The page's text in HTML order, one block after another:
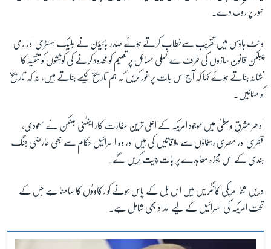
طور پر روک دے۔
وائٹ ہاؤس میں تقریب سےخطاب کرتے ہوئے صدر بائیڈن نے بلیک ہسٹری اور ری
پبلکن قانون سازوں کی طرف سے نسلی مسائل پر تعلیم کو محدود کرنے کی کوششوں کو تنقید کا
نشانہ بناتے ہوئے کہا کہ آج اس بات پر غور کریں کہ ہم تاریخ کیسے بناتے ہیں، نہ کہ تاریخ
کو مٹائیں۔
ادھر مشرقِ وسطیٰ میں موجود امریکہ کے اعلیٰ ترین سفارت کار اینٹنی بلنکن نے سعودی،
قطری اور مصری رہنماؤں سے ملاقاتیں کی ہیں اور وہ اسرائیل حکام سے بھی عارضی جنگ
بندی کے اس مجوزہ معاہدے پر بات چیت کریں گے۔
دریں اثنا امریکی کانگریس میں اس بل کے پاس ہونے کو رکاوٹوں کا سامنا ہے جس کے
تحت امریکہ کی اسرائیل کے لیے امداد بھی شامل ہے۔